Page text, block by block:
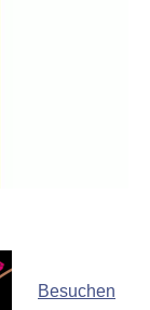
Besuchen